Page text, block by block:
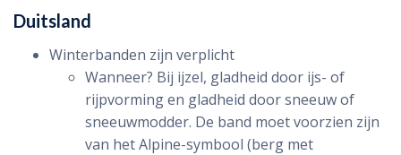
Duitsland
Winterbanden zijn verplicht
Wanneer? Bij ijzel, gladheid door ijs- of
rijpvorming en gladheid door sneeuw of
sneeuwmodder. De band moet voorzien zijn
van het Alpine-symbool (berg met